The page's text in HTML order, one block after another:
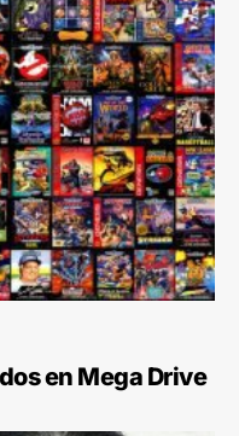
en Mega Drive